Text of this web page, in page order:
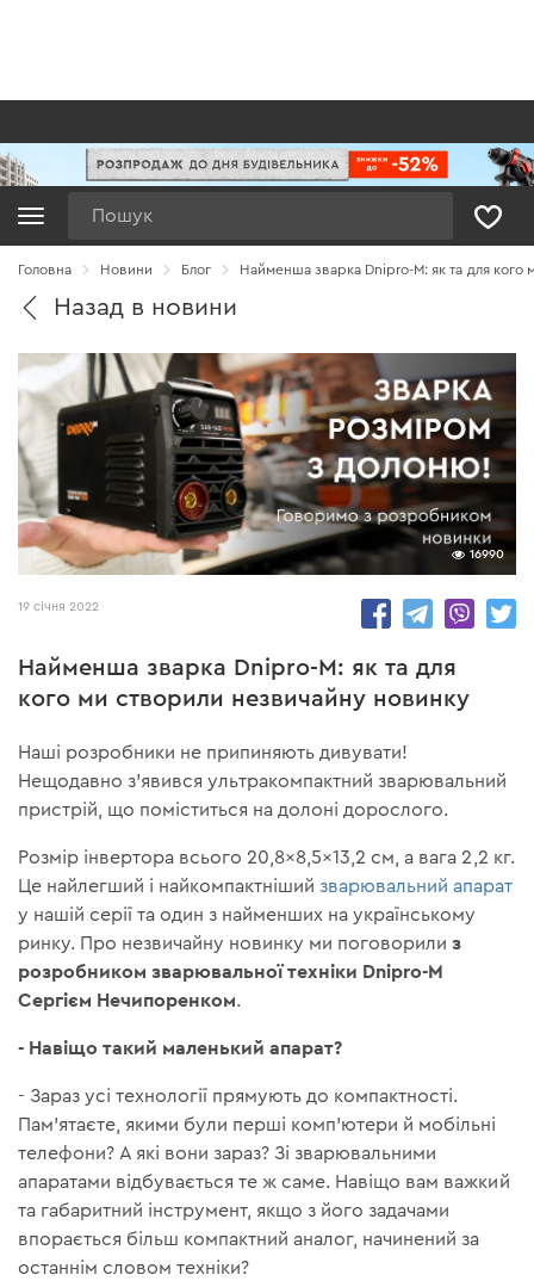
Головна Новини Блог Найменша зварка Dnipro-M: як та для кого
Назад в новини
16990
19 січня 2022
Найменша зварка Dnipro-M: як та для
кого ми створили незвичайну новинку
Наші розробники не припиняють дивувати!
Нещодавно з'явився ультракомпактний зварювальний
пристрій, що поміститься на долоні дорослого.
Розмір інвертора всього 20,8×8,5×13,2 см, а вага 2,2 кг.
Це найлегший і найкомпактніший зварювальний апарат
у нашій серії та один з найменших на українському
ринку. Про незвичайну новинку ми поговорилиз
розробником зварювальної техніки Dnipro-M
Сергієм Нечипоренком.
- Навіщо такий маленький апарат?
- Зараз усі технології прямують до компактності.
Пам'ятаєте, якими були перші комп’ютери й мобільні
телефони? А які вони зараз? Зі зварювальними
апаратами відбувається те ж саме. Навіщо вам важкий
та габаритний інструмент, якщо з його задачами
впорається більш компактний аналог, начинений за
останнім словом техніки?